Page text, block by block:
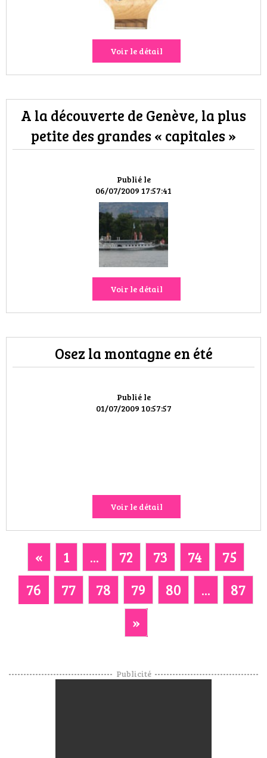
Voir le détail
Publié le
06/07/2009 17:57:41
A la découverte de Genève, la plus
petite des grandes « capitales »
Voir le détail
Publié le
01/07/2009 10:57:57
Osez la montagne en été
Voir le détail
« 1 ... 72 73 74
75
76
77 78 79 80 ...
87
»
Publicité